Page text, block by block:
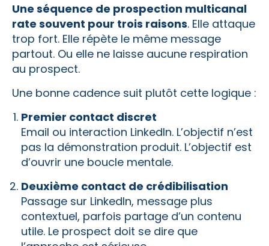
Une séquence de prospection multicanal
rate souvent pour trois raisons. Elle attaque
trop fort. Elle répète le même message
partout. Ou elle ne laisse aucune respiration
au prospect.
Une bonne cadence suit plutôt cette logique :
Premier contact discret
Email ou interaction LinkedIn. L’objectif n’est
pas la démonstration produit. L’objectif est
d’ouvrir une boucle mentale.
Deuxième contact de crédibilisation
Passage sur LinkedIn, message plus
contextuel, parfois partage d’un contenu
utile. Le prospect doit se dire que